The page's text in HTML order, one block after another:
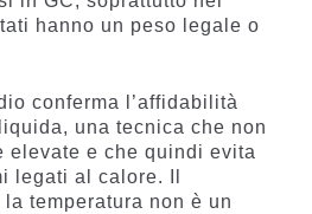
hanno un peso legale o
conferma l’affidabilità
una tecnica che non
elevate e che quindi evita
legati al calore. Il
temperatura non è un